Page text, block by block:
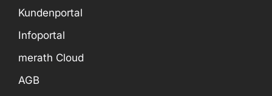
Kundenportal
Infoportal
merath Cloud
AGB